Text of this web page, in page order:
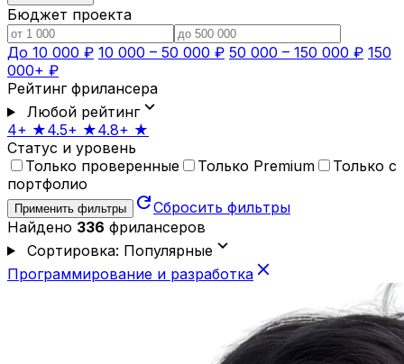
Бюджет проекта
До 10 000 ₽ 10 000 – 50 000 ₽ 50 000 – 150 000 ₽ 150
000+ ₽
Рейтинг фрилансера
Любой рейтингexpand_more
4+ ★4.5+ ★4.8+ ★
Статус и уровень
Только проверенные
Только Premium
Только с
портфолио
Применить фильтры refreshСбросить фильтры
Найдено 336 фрилансеров
Сортировка: Популярныеexpand_more
Программирование и разработка close